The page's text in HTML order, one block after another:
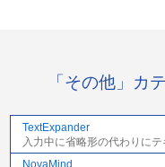
「その他」カ
TextExpander
入力中に省略形の代わりに
NovaMind